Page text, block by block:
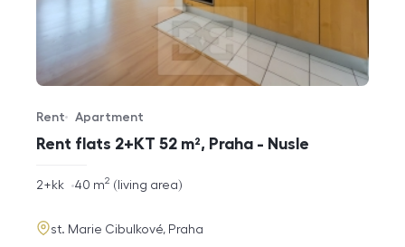
Rent flats 2+KT 52 m², Praha - Nusle
Offer type
Rent
Property type
Apartment
rozměry
disposition
2+kk living area
40 m2
adresa
st. Marie Cibulkové, Praha